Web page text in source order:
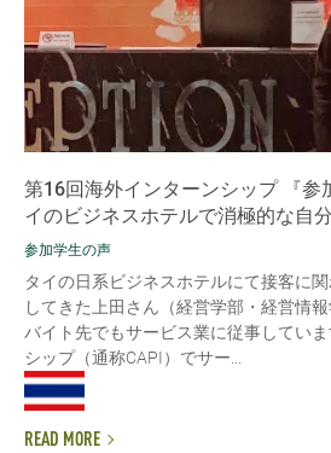
第16回海外インターンシップ 『参
イのビジネスホテルで消極的な自
参加学生の声
タイの日系ビジネスホテルにて接客に
してきた上田さん（経営学部・経営情
バイト先でもサービス業に従事してい
シップ（通称CAPI）でサー...
READ MORE